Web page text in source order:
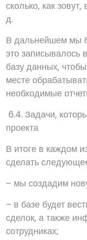
сколько, как
д.
В дальнейшем мы
это записывалось
базу данных,
месте
необходимые
6.4. Задачи,
проекта
В итоге в каждом
сделать
– мы создадим
– в базе будет
сделок, а также
сотрудниках;